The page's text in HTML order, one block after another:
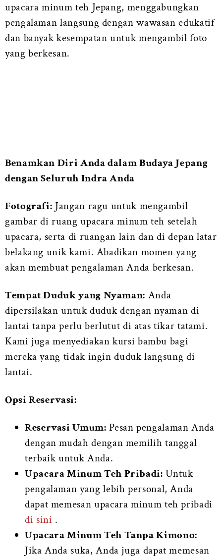
upacara minum teh Jepang, menggabungkan
pengalaman langsung dengan wawasan edukatif
dan banyak kesempatan untuk mengambil foto
yang berkesan.
Benamkan Diri Anda dalam Budaya Jepang
dengan Seluruh Indra Anda
Fotografi: Jangan ragu untuk mengambil
gambar di ruang upacara minum teh setelah
upacara, serta di ruangan lain dan di depan latar
belakang unik kami. Abadikan momen yang
akan membuat pengalaman Anda berkesan.
Tempat Duduk yang Nyaman: Anda
dipersilakan untuk duduk dengan nyaman di
lantai tanpa perlu berlutut di atas tikar tatami.
Kami juga menyediakan kursi bambu bagi
mereka yang tidak ingin duduk langsung di
lantai.
Opsi Reservasi:
Reservasi Umum: Pesan pengalaman Anda
dengan mudah dengan memilih tanggal
terbaik untuk Anda.
Upacara Minum Teh Pribadi: Untuk
pengalaman yang lebih personal, Anda
dapat memesan upacara minum teh pribadi
di sini .
Upacara Minum Teh Tanpa Kimono:
Jika Anda suka, Anda juga dapat memesan